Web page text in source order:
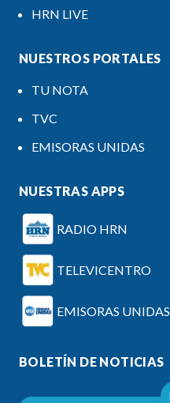
HRN LIVE
NUESTROS PORTALES
TU NOTA
TVC
EMISORAS UNIDAS
NUESTRAS APPS
RADIO HRN
TELEVICENTRO
EMISORAS UNIDAS
BOLETÍN DE NOTICIAS